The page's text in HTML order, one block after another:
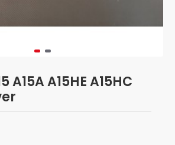
A15A A15HE A15HC